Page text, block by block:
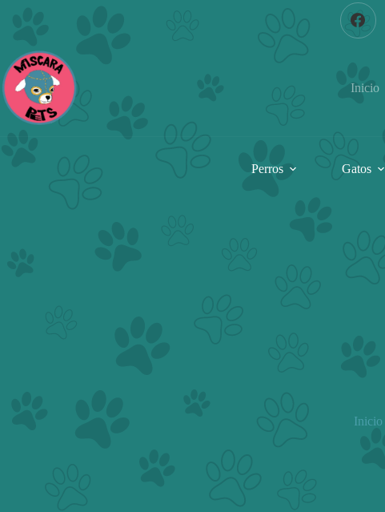
Inicio
Perros Gatos
Inicio